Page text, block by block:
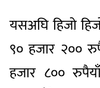
यसअघि हिजो
९० हजार २००
हजार ८००